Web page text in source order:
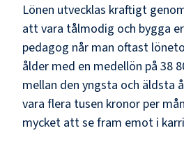
Lönen utvecklas kraftigt
att vara tålmodig och bygga
pedagog når man oftast
ålder med en medellön på 38
mellan den yngsta och äldsta
vara flera tusen kronor per
mycket att se fram emot i